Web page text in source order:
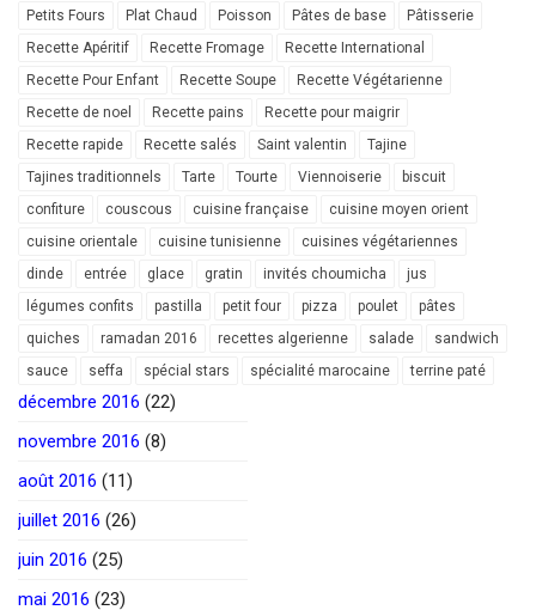
Petits Fours Plat Chaud Poisson Pâtes de base
Pâtisserie
Recette Apéritif
Recette Fromage
Recette International
Recette Pour Enfant
Recette Soupe
Recette Végétarienne
Recette de noel
Recette pains
Recette pour maigrir
Recette rapide
Recette salés Saint valentin
Tajine
Tajines traditionnels
Tarte Tourte Viennoiserie
biscuit
confiture
couscous cuisine française
cuisine moyen orient
cuisine orientale
cuisine tunisienne
cuisines végétariennes
dinde
entrée glace gratin invités choumicha
jus
légumes confits
pastilla petit four pizza poulet
pâtes
quiches
ramadan 2016 recettes algerienne salade
sandwich
sauce
seffa spécial stars spécialité marocaine terrine paté
décembre 2016 (22)
novembre 2016 (8)
août 2016 (11)
juillet 2016 (26)
juin 2016 (25)
mai 2016 (23)